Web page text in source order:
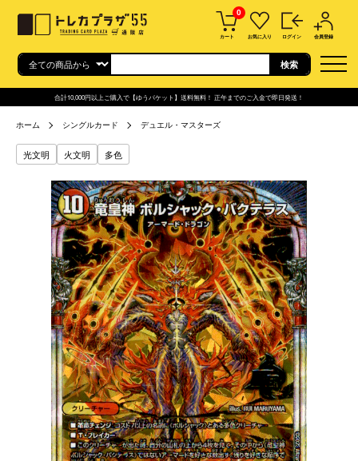
0
カート お気に入り ログイン 会員登録
合計10,000円以上ご購入で【ゆうパケット】送料無料！ 正午までのご入金で即日発送！
ホーム シングルカード デュエル・マスターズ
光文明 火文明 多色